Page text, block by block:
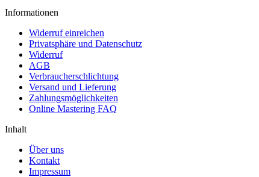
Informationen
Widerruf einreichen
Privatsphäre und Datenschutz
Widerruf
AGB
Verbraucherschlichtung
Versand und Lieferung
Zahlungsmöglichkeiten
Online Mastering FAQ
Inhalt
Über uns
Kontakt
Impressum